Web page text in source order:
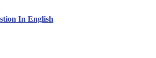
In English